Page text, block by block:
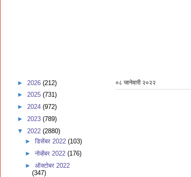
०८ जानेवारी २०२२
► 2026 (212)
► 2025 (731)
► 2024 (972)
► 2023 (789)
▼ 2022 (2880)
► डिसेंबर 2022 (103)
► नोव्हेंबर 2022 (176)
► ऑक्टोबर 2022
(347)